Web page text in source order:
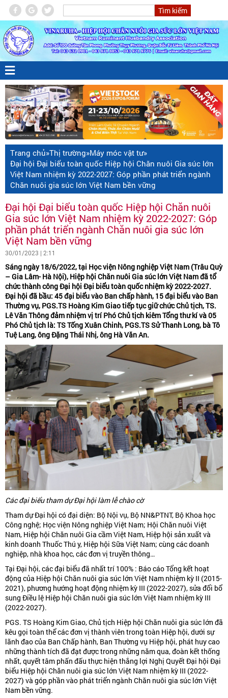
Trang chủ»Thị trường»Máy móc vật tư»
Đại hội Đại biểu toàn quốc Hiệp hội Chăn nuôi Gia súc lớn
Việt Nam nhiệm kỳ 2022-2027: Góp phần phát triển ngành
Chăn nuôi gia súc lớn Việt Nam bền vững
Đại hội Đại biểu toàn quốc Hiệp hội Chăn nuôi
Gia súc lớn Việt Nam nhiệm kỳ 2022-2027: Góp
phần phát triển ngành Chăn nuôi gia súc lớn
Việt Nam bền vững
30/01/2023 | 2:11
Sáng ngày 18/6/2022, tại Học viện Nông nghiệp Việt Nam (Trâu Quỳ
– Gia Lâm- Hà Nội), Hiệp hội Chăn nuôi Gia súc lớn Việt Nam đã tổ
chức thành công Đại hội Đại biểu toàn quốc nhiệm kỳ 2022-2027.
Đại hội đã bầu: 45 đại biểu vào Ban chấp hành, 15 đại biểu vào Ban
Thường vụ, PGS.TS Hoàng Kim Giao tiếp tục giữ chức Chủ tịch, TS.
Lê Văn Thông đảm nhiệm vị trí Phó Chủ tịch kiêm Tổng thư kí và 05
Phó Chủ tịch là: TS Tống Xuân Chinh, PGS.TS Sử Thanh Long, bà Tô
Tuệ Lang, ông Đặng Thái Nhị, ông Hà Văn An.
Các đại biểu tham dự Đại hội làm lễ chào cờ
Tham dự Đại hội có đại diện: Bộ Nội vụ, Bộ NN&PTNT, Bộ Khoa học
Công nghệ; Học viện Nông nghiệp Việt Nam; Hội Chăn nuôi Việt
Nam, Hiệp hội Chăn nuôi Gia cầm Việt Nam, Hiệp hội sản xuất và
kinh doanh Thuốc Thú y, Hiệp hội Sữa Việt Nam; cùng các doanh
nghiệp, nhà khoa học, các đơn vị truyền thông…
Tại Đại hội, các đại biểu đã nhất trí 100% : Báo cáo Tổng kết hoạt
động của Hiệp hội Chăn nuôi gia súc lớn Việt Nam nhiệm kỳ II (2015-
2021), phương hướng hoạt động nhiệm kỳ III (2022-2027), sửa đổi bổ
sung Điều lệ Hiệp hội Chăn nuôi gia súc lớn Việt Nam nhiệm kỳ III
(2022-2027).
PGS. TS Hoàng Kim Giao, Chủ tịch Hiệp hội Chăn nuôi gia súc lớn đã
kêu gọi toàn thể các đơn vị thành viên trong toàn Hiệp hội, dưới sự
lãnh đao của Ban Chấp hành, Ban Thường vụ Hiệp hội, phát huy cao
những thành tích đã đạt được trong những năm qua, đoàn kết thống
nhất, quyết tâm phấn đấu thực hiện thắng lợi Nghị Quyết Đại hội Đại
biểu Hiệp hội Chăn nuôi gia súc lớn Việt Nam nhiệm kỳ III (2022-
2027) và góp phần vào phát triển ngành Chăn nuôi gia súc lớn Việt
Nam bền vững.